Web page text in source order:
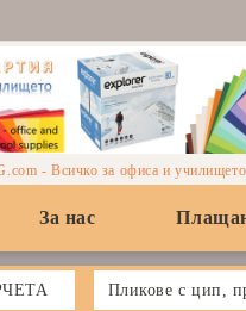
- Всичко за офиса и училището
За нас
Пликове с цип,